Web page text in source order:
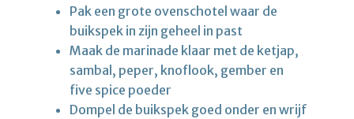
Pak een grote ovenschotel waar de
buikspek in zijn geheel in past
Maak de marinade klaar met de ketjap,
sambal, peper, knoflook, gember en
five spice poeder
Dompel de buikspek goed onder en wrijf